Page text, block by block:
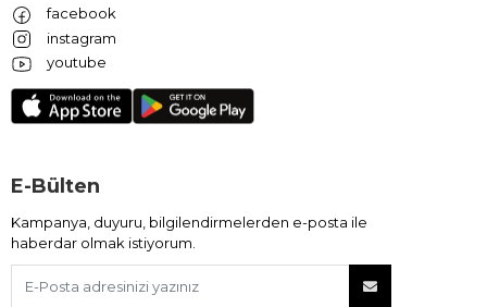
facebook
instagram
youtube
E-Bülten
Kampanya, duyuru, bilgilendirmelerden e-posta ile
haberdar olmak istiyorum.